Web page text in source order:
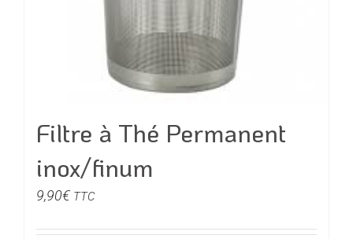
Filtre à Thé Permanent
inox/finum
9,90€ TTC